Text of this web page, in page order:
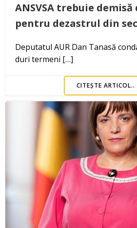
ANSVSA trebuie
pentru dezastrul din
Deputatul AUR Dan Tanasă
duri termeni […]
CITEȘTE ARTICOL..